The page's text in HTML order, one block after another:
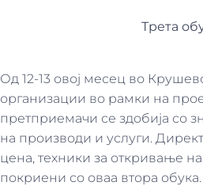
Трета
Од 12-13 овој месец во
организации во рамки на
претприемачи се здобија со
на производи и услуги.
цена, техники за откривање
покриени со оваа втора